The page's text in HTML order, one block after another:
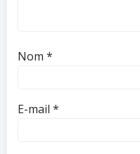
Nom *
E-mail *